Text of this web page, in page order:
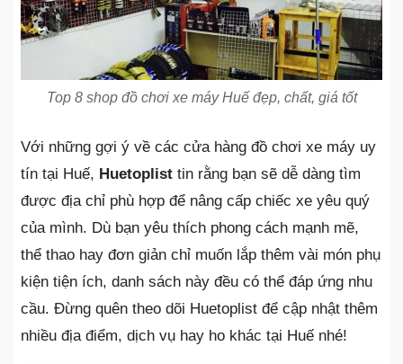
Top 8 shop đồ chơi xe máy Huế đẹp, chất, giá tốt
Với những gợi ý về các cửa hàng đồ chơi xe máy uy
tín tại Huế, Huetoplist tin rằng bạn sẽ dễ dàng tìm
được địa chỉ phù hợp để nâng cấp chiếc xe yêu quý
của mình. Dù bạn yêu thích phong cách mạnh mẽ,
thể thao hay đơn giản chỉ muốn lắp thêm vài món phụ
kiện tiện ích, danh sách này đều có thể đáp ứng nhu
cầu. Đừng quên theo dõi Huetoplist để cập nhật thêm
nhiều địa điểm, dịch vụ hay ho khác tại Huế nhé!